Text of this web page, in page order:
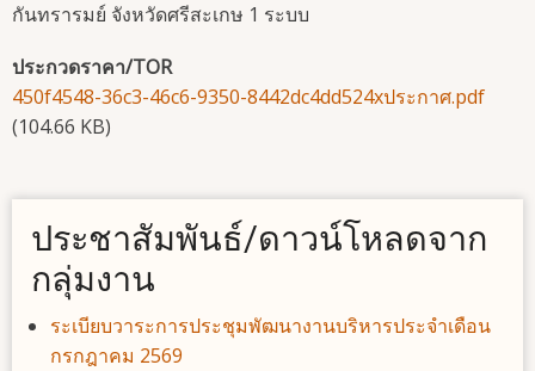
กันทรารมย์ จังหวัดศรีสะเกษ 1 ระบบ
ประกวดราคา/TOR
450f4548-36c3-46c6-9350-8442dc4dd524xประกาศ.pdf
(104.66 KB)
ประชาสัมพันธ์/ดาวน์โหลดจาก
กลุ่มงาน
ระเบียบวาระการประชุมพัฒนางานบริหารประจำเดือน
กรกฎาคม 2569